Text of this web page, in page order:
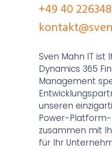
+49 40
Sven Mahn IT ist
Dynamics 365
Management
unseren
Power-
zusammen mit
für Ihr